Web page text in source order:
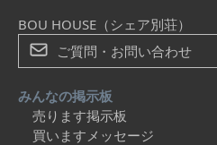
BOU HOUSE（シェア別荘）
ご質問・お問い合わせ
みんなの掲示板
売ります掲示板
買いますメッセージ